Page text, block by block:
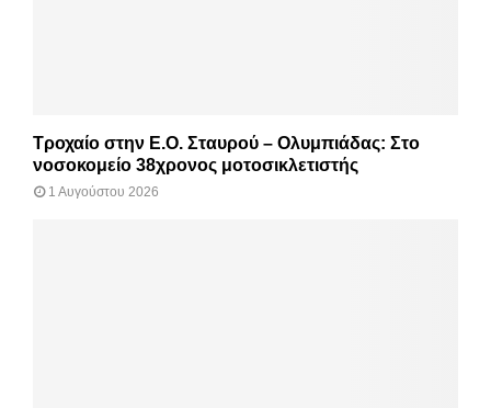
Τροχαίο στην Ε.Ο. Σταυρού – Ολυμπιάδας: Στο
νοσοκομείο 38χρονος μοτοσικλετιστής
1 Αυγούστου 2026